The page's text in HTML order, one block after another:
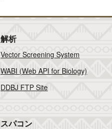
解析
Vector Screening System
WABI (Web API for Biology)
DDBJ FTP Site
スパコン